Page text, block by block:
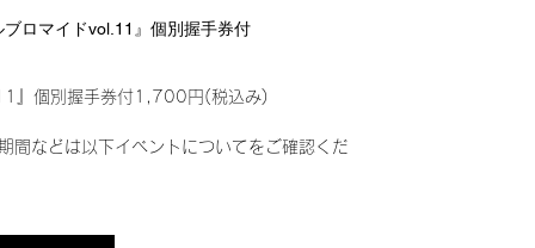
ロマイドvol.11』個別握手券付
』個別握手券付1,700円(税込み)
間などは以下イベントについてをご確認くだ